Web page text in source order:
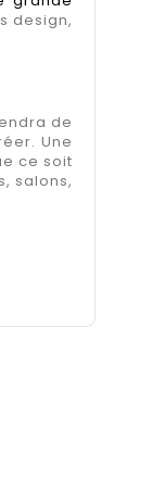
design,
de
Une
ce soit
salons,